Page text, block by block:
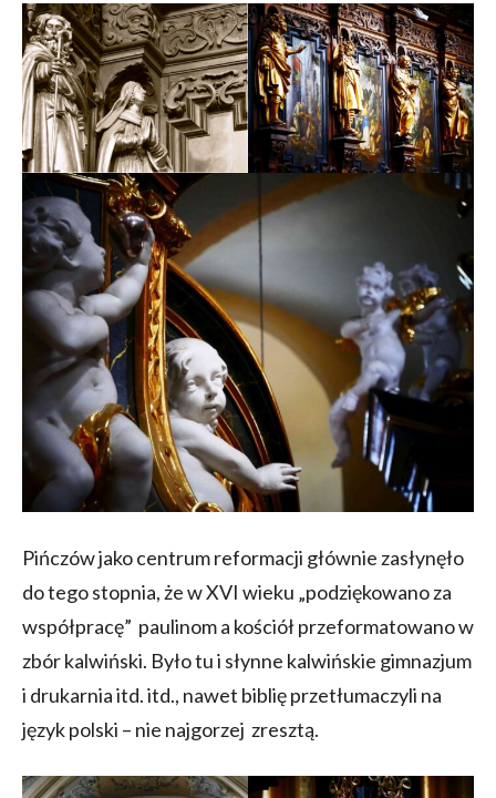
Pińczów jako centrum reformacji głównie zasłynęło
do tego stopnia, że w XVI wieku „podziękowano za
współpracę” paulinom a kościół przeformatowano w
zbór kalwiński. Było tu i słynne kalwińskie gimnazjum
i drukarnia itd. itd., nawet biblię przetłumaczyli na
język polski – nie najgorzej zresztą.